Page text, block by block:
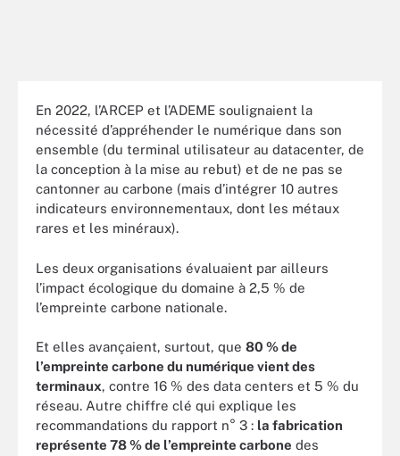
En 2022, l’ARCEP et l’ADEME soulignaient la
nécessité d’appréhender le numérique dans son
ensemble (du terminal utilisateur au datacenter, de
la conception à la mise au rebut) et de ne pas se
cantonner au carbone (mais d’intégrer 10 autres
indicateurs environnementaux, dont les métaux
rares et les minéraux).
Les deux organisations évaluaient par ailleurs
l’impact écologique du domaine à 2,5 % de
l’empreinte carbone nationale.
Et elles avançaient, surtout, que 80 % de
l’empreinte carbone du numérique vient des
terminaux, contre 16 % des data centers et 5 % du
réseau. Autre chiffre clé qui explique les
recommandations du rapport n° 3 : la fabrication
représente 78 % de l’empreinte carbone des